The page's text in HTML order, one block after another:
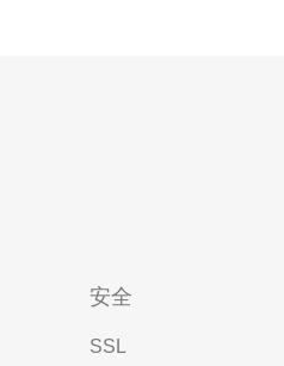
安全
SSL